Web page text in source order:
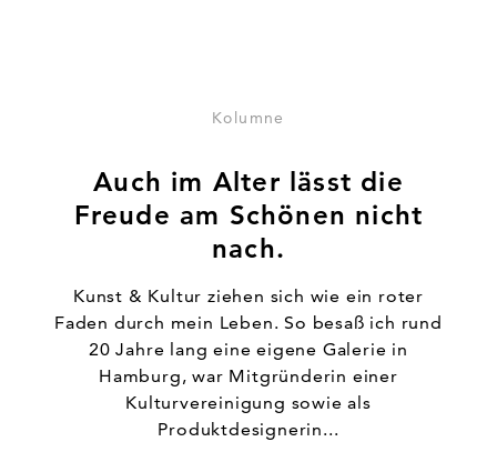
Kolumne
Auch im Alter lässt die
Freude am Schönen nicht
nach.
Kunst & Kultur ziehen sich wie ein roter
Faden durch mein Leben. So besaß ich rund
20 Jahre lang eine eigene Galerie in
Hamburg, war Mitgründerin einer
Kulturvereinigung sowie als
Produktdesignerin...